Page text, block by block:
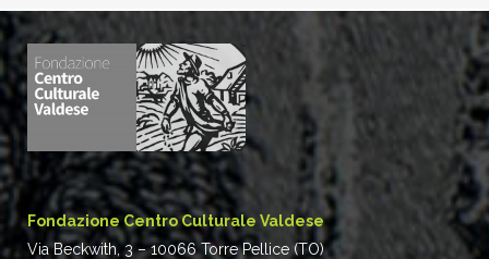
Fondazione Centro Culturale Valdese
Via Beckwith, 3 – 10066 Torre Pellice (TO)